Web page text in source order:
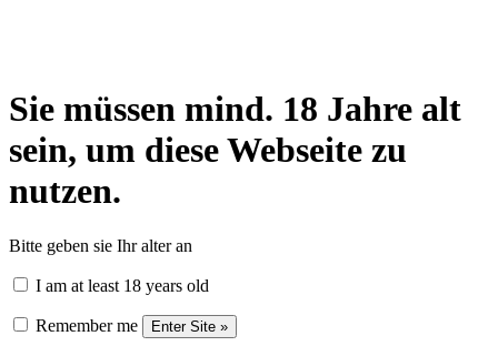
Sie müssen mind. 18 Jahre alt
sein, um diese Webseite zu
nutzen.
Bitte geben sie Ihr alter an
I am at least 18 years old
Remember me